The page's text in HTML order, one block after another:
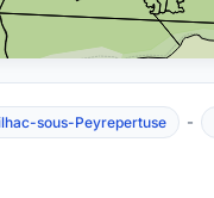
sous-Peyrepertuse -